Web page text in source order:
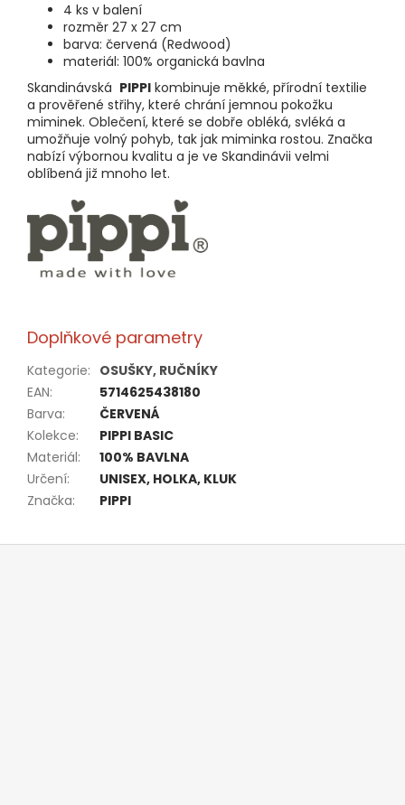
4 ks v balení
rozměr 27 x 27 cm
barva: červená (Redwood)
materiál: 100% organická bavlna
Skandinávská PIPPI kombinuje měkké, přírodní textilie
a prověřené střihy, které chrání jemnou pokožku
miminek. Oblečení, které se dobře obléká, svléká a
umožňuje volný pohyb, tak jak miminka rostou. Značka
nabízí výbornou kvalitu a je ve Skandinávii velmi
oblíbená již mnoho let.
Doplňkové parametry
Kategorie: OSUŠKY, RUČNÍKY
EAN:
5714625438180
Barva:
ČERVENÁ
Kolekce:
PIPPI BASIC
Materiál:
100% BAVLNA
Určení:
UNISEX, HOLKA, KLUK
Značka: PIPPI
Z